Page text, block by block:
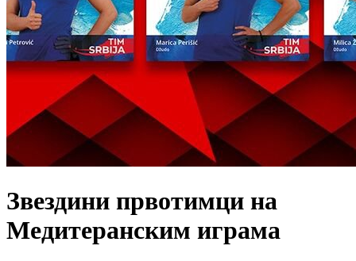
Звездини првотимци на
Медитеранским играма